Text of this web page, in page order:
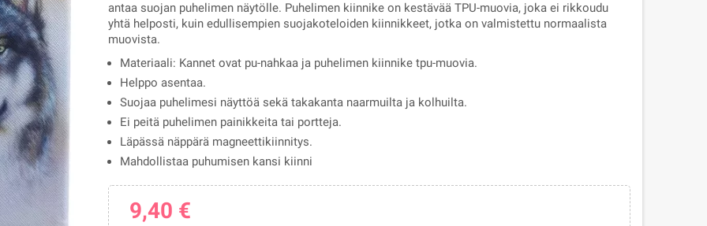
antaa suojan puhelimen näytölle. Puhelimen kiinnike on kestävää TPU-muovia, joka ei rikkoudu
yhtä helposti, kuin edullisempien suojakoteloiden kiinnikkeet, jotka on valmistettu normaalista
muovista.
Materiaali: Kannet ovat pu-nahkaa ja puhelimen kiinnike tpu-muovia.
Helppo asentaa.
Suojaa puhelimesi näyttöä sekä takakanta naarmuilta ja kolhuilta.
Ei peitä puhelimen painikkeita tai portteja.
Läpässä näppärä magneettikiinnitys.
Mahdollistaa puhumisen kansi kiinni
9,40 €